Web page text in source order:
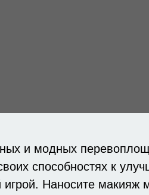
и модных
способностях к
игрой. Наносите макияж